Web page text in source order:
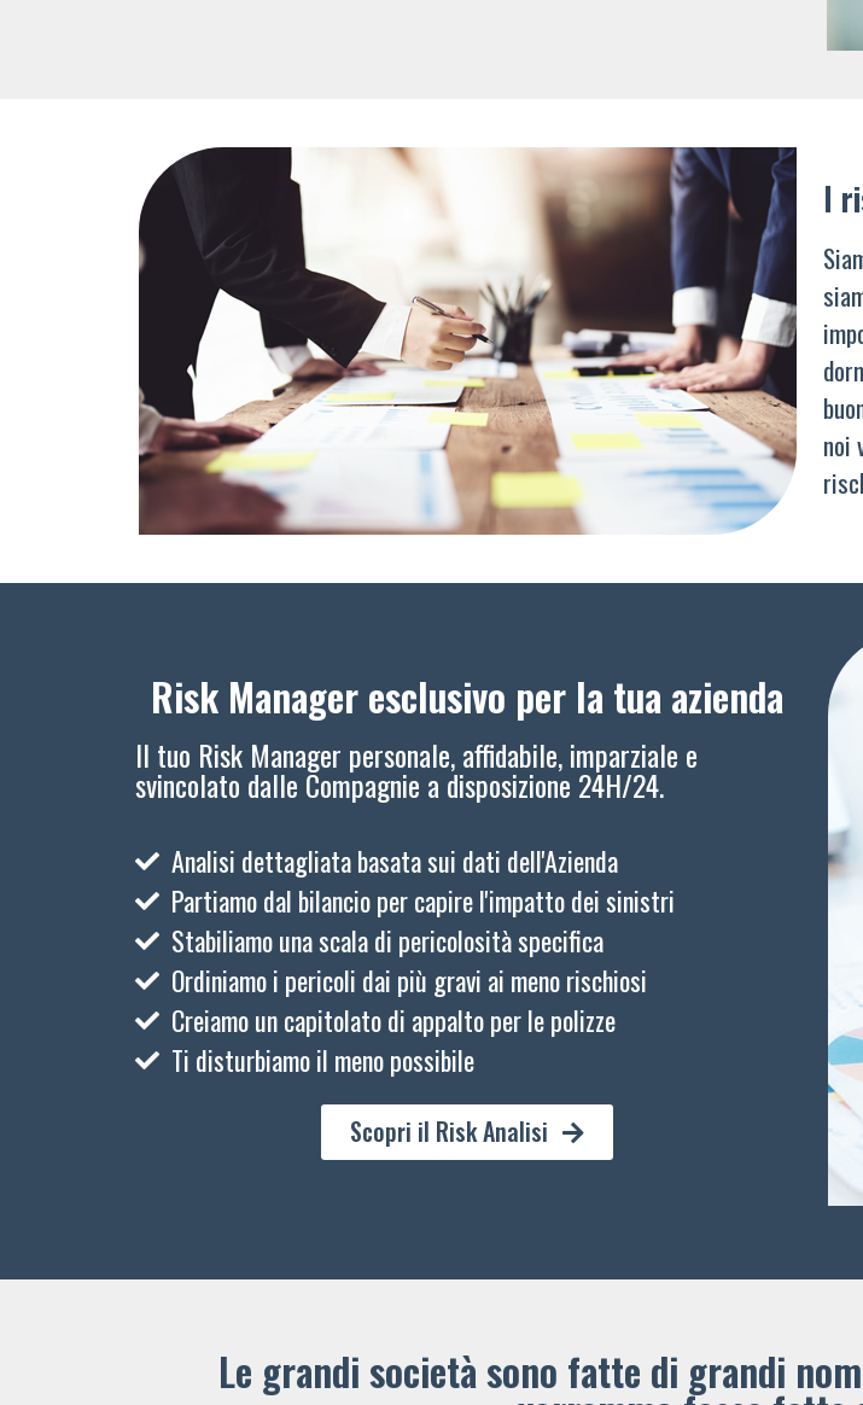
I
noi
Risk Manager esclusivo per la tua azienda
Il tuo Risk Manager personale, affidabile, imparziale e
svincolato dalle Compagnie a disposizione 24H/24.
Analisi dettagliata basata sui dati dell'Azienda
Partiamo dal bilancio per capire l'impatto dei sinistri
Stabiliamo una scala di pericolosità specifica
Ordiniamo i pericoli dai più gravi ai meno rischiosi
Creiamo un capitolato di appalto per le polizze
Ti disturbiamo il meno possibile
Scopri il Risk Analisi
Le grandi società sono fatte di grandi